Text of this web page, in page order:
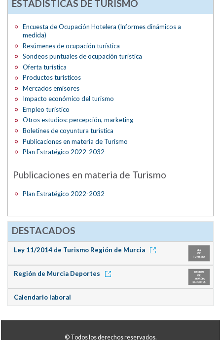
ESTADÍSTICAS DE TURISMO
Encuesta de Ocupación Hotelera (Informes dinámicos a
medida)
Resúmenes de ocupación turística
Sondeos puntuales de ocupación turística
Oferta turística
Productos turísticos
Mercados emisores
Impacto económico del turismo
Empleo turístico
Otros estudios: percepción, marketing
Boletines de coyuntura turística
Publicaciones en materia de Turismo
Plan Estratégico 2022-2032
Publicaciones en materia de Turismo
Plan Estratégico 2022-2032
DESTACADOS
Ley 11/2014 de Turismo Región de Murcia
Región de Murcia Deportes
Calendario laboral
© Todos los derechos reservados.